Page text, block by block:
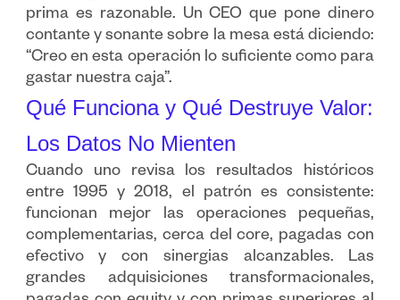
prima es razonable. Un CEO que pone dinero
contante y sonante sobre la mesa está diciendo:
“Creo en esta operación lo suficiente como para
gastar nuestra caja”.
Qué Funciona y Qué Destruye Valor:
Los Datos No Mienten
Cuando uno revisa los resultados históricos
entre 1995 y 2018, el patrón es consistente:
funcionan mejor las operaciones pequeñas,
complementarias, cerca del core, pagadas con
efectivo y con sinergias alcanzables. Las
grandes adquisiciones transformacionales,